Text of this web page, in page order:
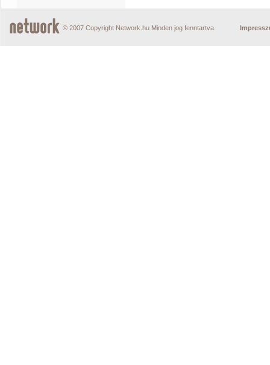
© 2007 Copyright Network.hu Minden jog fenntartva.